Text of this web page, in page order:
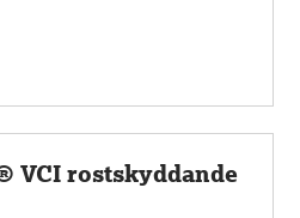
VCI rostskyddande